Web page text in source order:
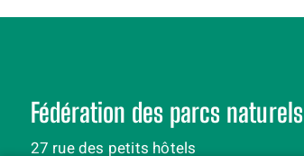
Fédération des parcs
27 rue des petits hôtels